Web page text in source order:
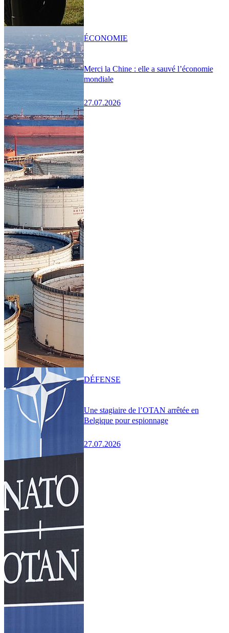
Merci la Chine : elle a sauvé l’économie
mondiale
27.07.2026
ÉCONOMIE
Une stagiaire de l’OTAN arrêtée en
Belgique pour espionnage
27.07.2026
DÉFENSE